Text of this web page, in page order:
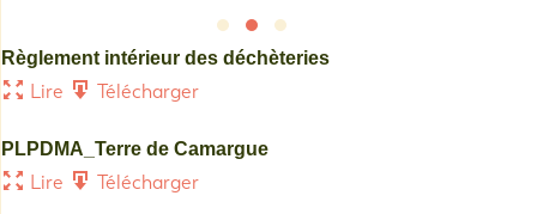
Slide group 1
Slide group 2
Slide group 3
Règlement intérieur des déchèteries
Lire Télécharger
PLPDMA_Terre de Camargue
Lire Télécharger